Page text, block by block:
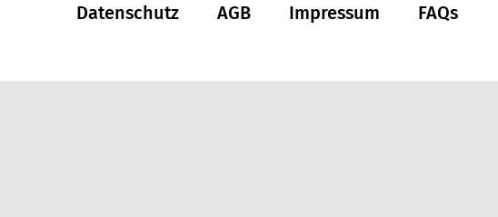
Datenschutz AGB Impressum FAQs